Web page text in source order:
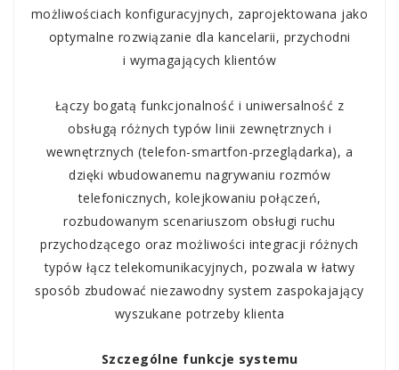
możliwościach konfiguracyjnych, zaprojektowana jako
optymalne rozwiązanie dla kancelarii, przychodni
i wymagających klientów
Łączy bogatą funkcjonalność i uniwersalność z
obsługą różnych typów linii zewnętrznych i
wewnętrznych (telefon-smartfon-przeglądarka), a
dzięki wbudowanemu nagrywaniu rozmów
telefonicznych, kolejkowaniu połączeń,
rozbudowanym scenariuszom obsługi ruchu
przychodzącego oraz możliwości integracji różnych
typów łącz telekomunikacyjnych, pozwala w łatwy
sposób zbudować niezawodny system zaspokajający
wyszukane potrzeby klienta
Szczególne funkcje systemu